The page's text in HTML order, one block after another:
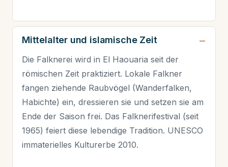
Mittelalter und islamische Zeit
Die Falknerei wird in El Haouaria seit der
römischen Zeit praktiziert. Lokale Falkner
fangen ziehende Raubvögel (Wanderfalken,
Habichte) ein, dressieren sie und setzen sie am
Ende der Saison frei. Das Falknerifestival (seit
1965) feiert diese lebendige Tradition. UNESCO
immaterielles Kulturerbe 2010.